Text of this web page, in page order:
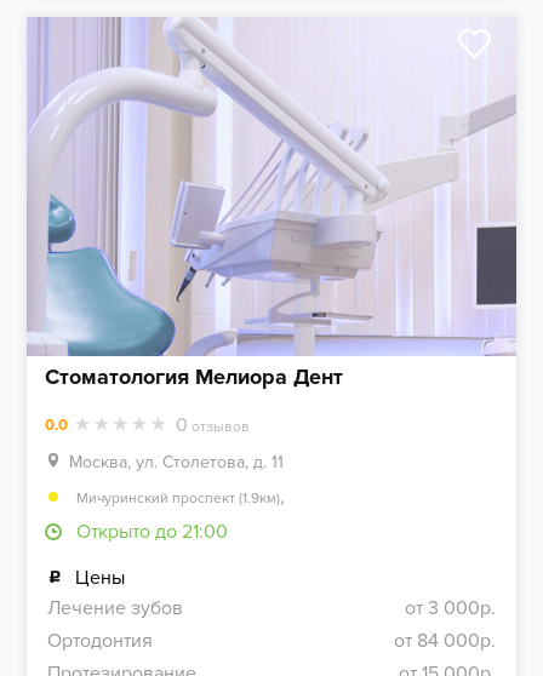
Стоматология Мелиора Дент
0.0 0 отзывов
Москва, ул. Столетова, д. 11
Мичуринский проспект (1.9км),
Открыто до 21:00
Цены
Лечение зубов
от 3 000р.
Ортодонтия
от 84 000р.